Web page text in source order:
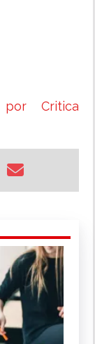
por Critica